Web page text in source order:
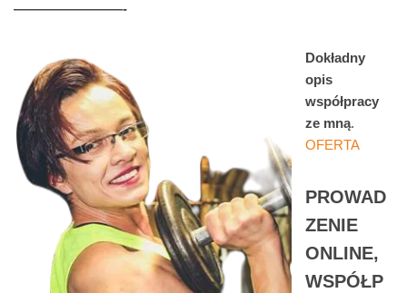
————————-
Dokładny
opis
współpracy
ze mną.
OFERTA
PROWAD
ZENIE
ONLINE,
WSPÓŁP